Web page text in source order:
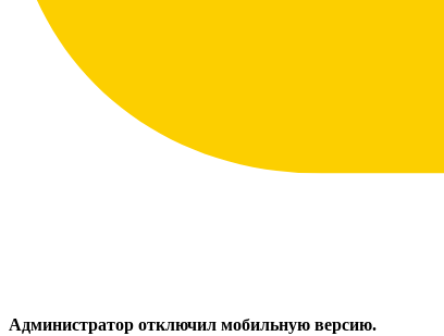
Администратор отключил мобильную версию.